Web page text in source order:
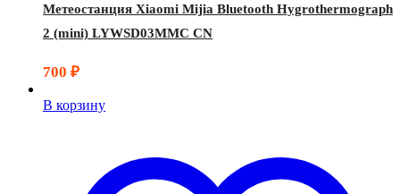
Метеостанция Xiaomi Mijia Bluetooth Hygrothermograph
2 (mini) LYWSD03MMC CN
700 ₽
В корзину